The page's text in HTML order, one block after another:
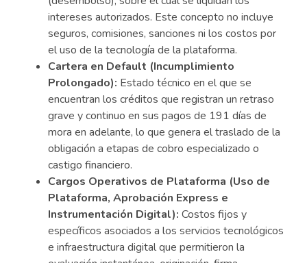
intereses autorizados. Este concepto no incluye
seguros, comisiones, sanciones ni los costos por
el uso de la tecnología de la plataforma.
Cartera en Default (Incumplimiento
Prolongado): Estado técnico en el que se
encuentran los créditos que registran un retraso
grave y continuo en sus pagos de 191 días de
mora en adelante, lo que genera el traslado de la
obligación a etapas de cobro especializado o
castigo financiero.
Cargos Operativos de Plataforma (Uso de
Plataforma, Aprobación Express e
Instrumentación Digital): Costos fijos y
específicos asociados a los servicios tecnológicos
e infraestructura digital que permitieron la